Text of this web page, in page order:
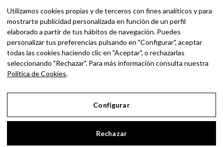
persona que disfruta con lo que hace cada día
BUSCAR POR:
BUSCAR
Ingresa las palabras de la búsqueda y presiona
Enter.
Utilizamos cookies propias y de terceros con fines analíticos y para
mostrarte publicidad personalizada en función de un perfil
elaborado a partir de tus hábitos de navegación. Puedes
personalizar tus preferencias pulsando en "Configurar", aceptar
todas las cookies haciendo clic en "Aceptar", o rechazarlas
seleccionando "Rechazar". Para más información consulta nuestra
Política de Cookies.
Configurar
Rechazar
Aviso Legal
Política de Privacidad